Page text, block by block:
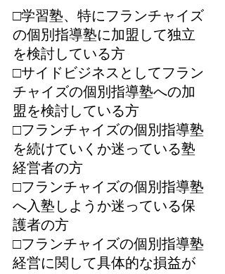
□学習塾、特にフランチャイズ
の個別指導塾に加盟して独立
を検討している方
□サイドビジネスとしてフラン
チャイズの個別指導塾への加
盟を検討している方
□フランチャイズの個別指導塾
を続けていくか迷っている塾
経営者の方
□フランチャイズの個別指導塾
へ入塾しようか迷っている保
護者の方
□フランチャイズの個別指導塾
経営に関して具体的な損益が